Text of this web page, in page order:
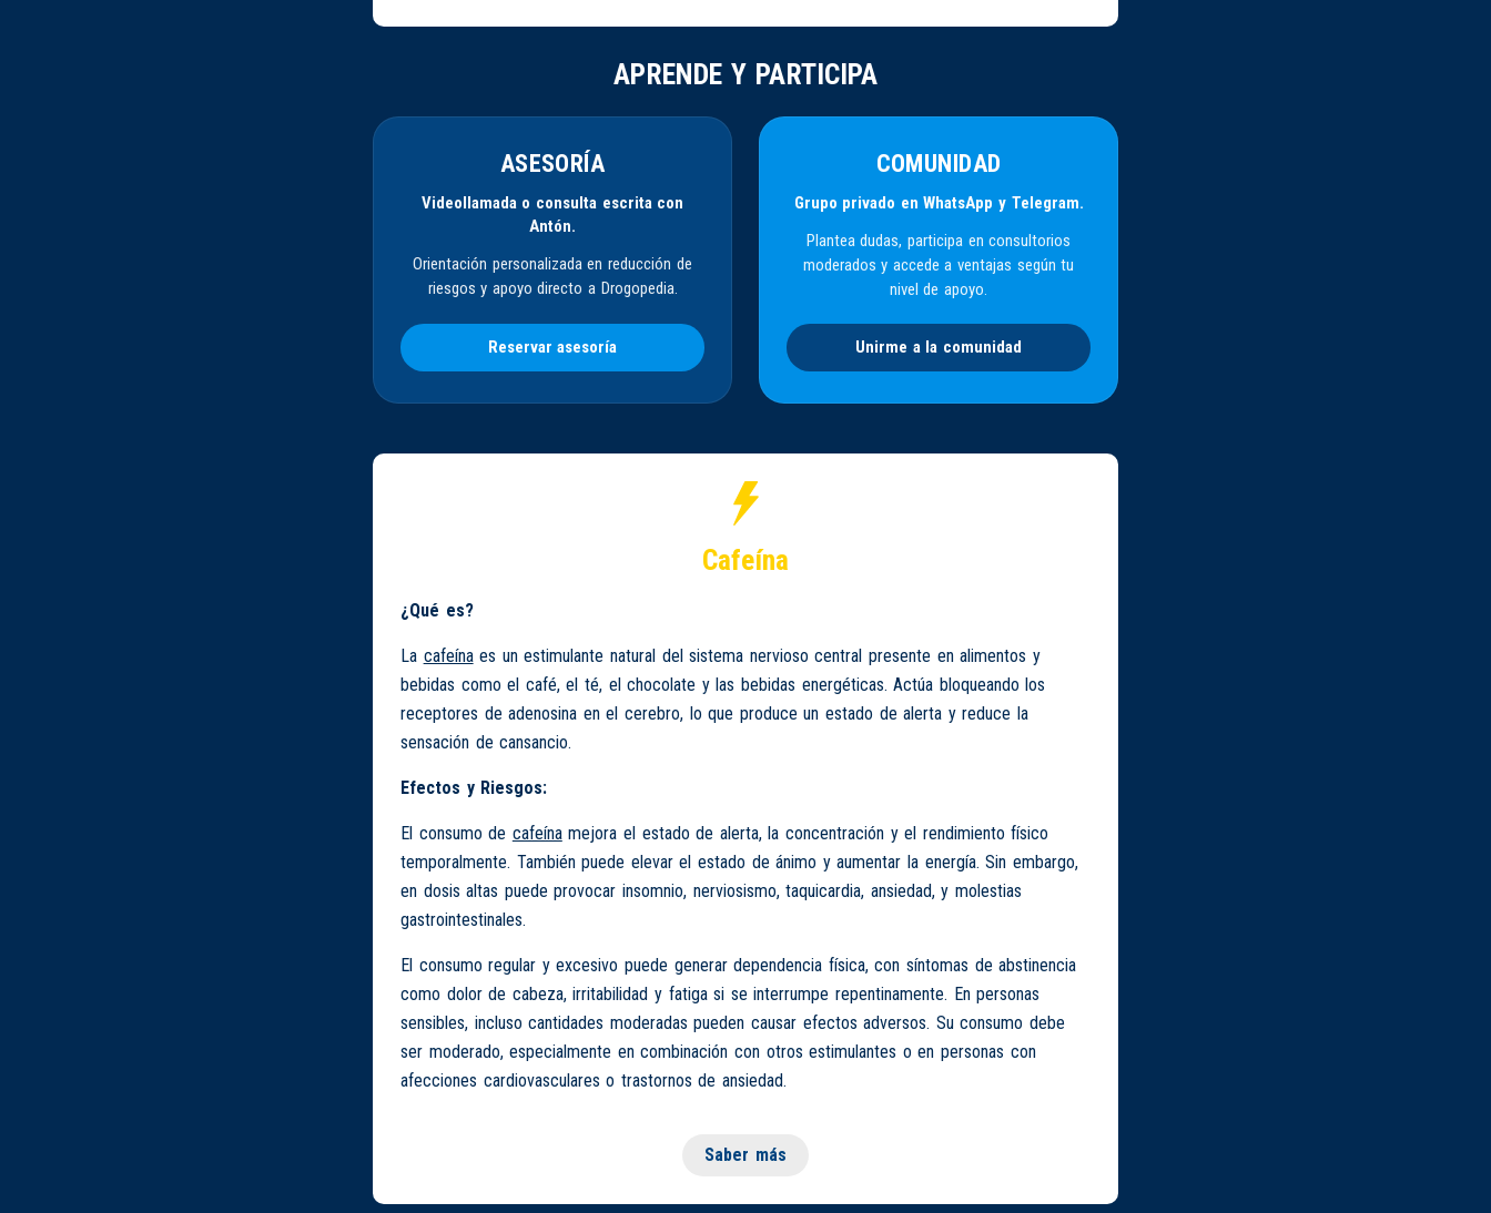
APRENDE Y PARTICIPA
ASESORÍA
Videollamada o consulta escrita con
Antón.
Orientación personalizada en reducción de
riesgos y apoyo directo a Drogopedia.
Reservar asesoría
COMUNIDAD
Grupo privado en WhatsApp y Telegram.
Plantea dudas, participa en consultorios
moderados y accede a ventajas según tu
nivel de apoyo.
Unirme a la comunidad
Cafeína
¿Qué es?
La cafeínaes un estimulante natural del sistema nervioso central presente en alimentos y
bebidas como el café, el té, el chocolate y las bebidas energéticas. Actúa bloqueando los
receptores de adenosina en el cerebro, lo que produce un estado de alerta y reduce la
sensación de cansancio.
Efectos y Riesgos:
El consumo de cafeínamejora el estado de alerta, la concentración y el rendimiento físico
temporalmente. También puede elevar el estado de ánimo y aumentar la energía. Sin embargo,
en dosis altas puede provocar insomnio, nerviosismo, taquicardia, ansiedad, y molestias
gastrointestinales.
El consumo regular y excesivo puede generar dependencia física, con síntomas de abstinencia
como dolor de cabeza, irritabilidad y fatiga si se interrumpe repentinamente. En personas
sensibles, incluso cantidades moderadas pueden causar efectos adversos. Su consumo debe
ser moderado, especialmente en combinación con otros estimulantes o en personas con
afecciones cardiovasculares o trastornos de ansiedad.
Saber más